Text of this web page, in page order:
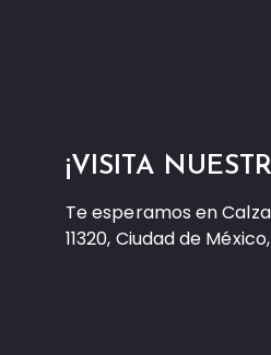
¡VISITA
Te esperamos en
11320, Ciudad de